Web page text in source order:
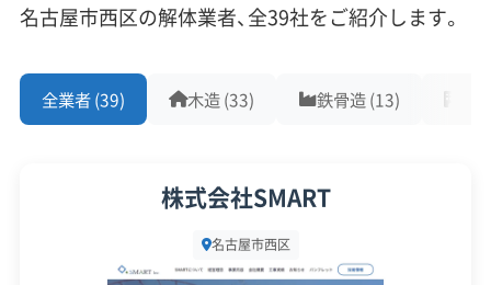
ョンの建設ラッシュが続く再開発の最前線です。古
い倉庫や工場の解体が多く、アスベスト（石綿）の処
理や土壌汚染対策が、工期と費用を左右する重要な
アスベストレベル1,2除去 ブロック塀
土木工事
名古屋市西区の解体業者、全39社をご紹介します。
全業者 (39) 木造 (33) 鉄骨造 (13)
株式会社SMART
名古屋市西区